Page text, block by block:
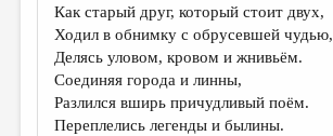
Как старый друг, который стоит двух,
Ходил в обнимку с обрусевшей чудью,
Делясь уловом, кровом и жнивьём.
Соединяя города и линны,
Разлился вширь причудливый поём.
Переплелись легенды и былины.